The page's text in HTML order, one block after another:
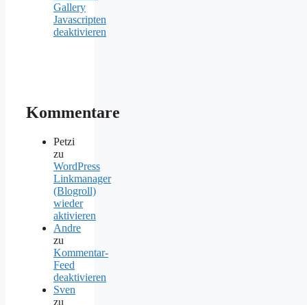
Gallery
Javascripten
deaktivieren
Kommentare
Petzi
zu
WordPress
Linkmanager
(Blogroll)
wieder
aktivieren
Andre
zu
Kommentar-
Feed
deaktivieren
Sven
zu